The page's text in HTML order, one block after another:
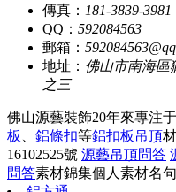
傳真： 181-3839-3981
QQ： 592084563
郵箱：
地址： 佛山市南海區
之三
佛山源藝裝飾20年來專注
板
鋁條扣等鋁扣板吊頂
16102525號 源藝吊頂問答
問答素材錦集個人素材名